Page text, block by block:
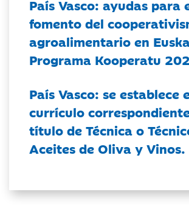
País Vasco: ayudas para
fomento del
agroalimentario en
Programa Kooperatu
País Vasco: se establece
currículo
título de Técnica o
Aceites de Oliva y Vinos.